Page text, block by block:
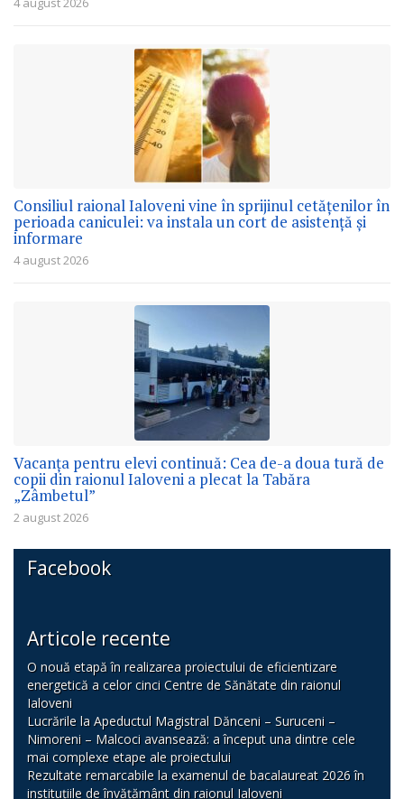
Consiliul raional Ialoveni vine în sprijinul cetățenilor în
perioada caniculei: va instala un cort de asistență și
informare
4 august 2026
Vacanța pentru elevi continuă: Cea de-a doua tură de
copii din raionul Ialoveni a plecat la Tabăra
„Zâmbetul”
2 august 2026
Facebook
Articole recente
O nouă etapă în realizarea proiectului de eficientizare
energetică a celor cinci Centre de Sănătate din raionul
Ialoveni
Lucrările la Apeductul Magistral Dănceni – Suruceni –
Nimoreni – Malcoci avansează: a început una dintre cele
mai complexe etape ale proiectului
Rezultate remarcabile la examenul de bacalaureat 2026 în
instituțiile de învățământ din raionul Ialoveni